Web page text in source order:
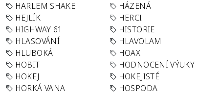
HARLEM SHAKE
HÁZENÁ
HEJLÍK
HERCI
HIGHWAY 61
HISTORIE
HLASOVÁNÍ
HLAVOLAM
HLUBOKÁ
HOAX
HOBIT
HODNOCENÍ VÝUKY
HOKEJ
HOKEJISTÉ
HORKÁ VANA
HOSPODA